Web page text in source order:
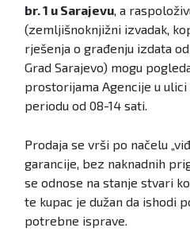
br. 1 u Sarajevu, a
(zemljišnoknjižni izvadak,
rješenja o građenju izdata
Grad Sarajevo) mogu
prostorijama Agencije u ulici
periodu od 08-14 sati.
Prodaja se vrši po načelu
garancije, bez naknadnih
se odnose na stanje stvari
te kupac je dužan da ishodi
potrebne isprave.